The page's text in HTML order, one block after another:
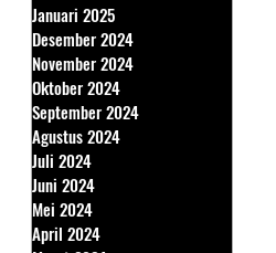
Januari 2025
Desember 2024
November 2024
Oktober 2024
September 2024
Agustus 2024
Juli 2024
Juni 2024
Mei 2024
April 2024